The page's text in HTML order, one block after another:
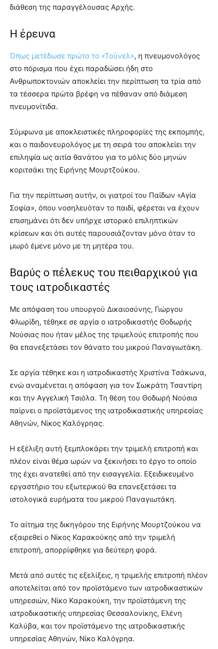
διάθεση της παραγγέλουσας Αρχής.
Η έρευνα
Όπως μετέδωσε πρώτο το «Τούνελ», η πνευμονολόγος
στο πόρισμα που έχει παραδώσει ήδη στο
Ανθρωποκτονιών αποκλείει την περίπτωση τα τρία από
τα τέσσερα πρώτα βρέφη να πέθαναν από διάμεση
πνευμονίτιδα.
Σύμφωνα με αποκλειστικές πληροφορίες της εκπομπής,
και ο παιδονευρολόγος με τη σειρά του αποκλείει την
επιληψία ως αιτία θανάτου για το μόλις δύο μηνών
κοριτσάκι της Ειρήνης Μουρτζούκου.
Για την περίπτωση αυτήν, οι γιατροί του Παίδων «Αγία
Σοφία», όπου νοσηλευόταν το παιδί, φέρεται να έχουν
επισημάνει ότι δεν υπήρχε ιστορικό επιληπτικών
κρίσεων και ότι αυτές παρουσιάζονταν μόνο όταν το
μωρό έμενε μόνο με τη μητέρα του.
Βαρύς ο πέλεκυς του πειθαρχικού για
τους ιατροδικαστές
Με απόφαση του υπουργού Δικαιοσύνης, Γιώργου
Φλωρίδη, τέθηκε σε αργία ο ιατροδικαστής Θοδωρής
Νούσιας που ήταν μέλος της τριμελούς επιτροπής που
θα επανεξετάσει τον θάνατο του μικρού Παναγιωτάκη.
Σε αργία τέθηκε και η ιατροδικαστής Χριστίνα Τσάκωνα,
ενώ αναμένεται η απόφαση για τον Σωκράτη Τσαντίρη
και την Αγγελική Τσιόλα. Τη θέση του Θοδωρή Νούσια
παίρνει ο προϊστάμενος της ιατροδικαστικής υπηρεσίας
Αθηνών, Νίκος Καλόγρηας.
Η εξέλιξη αυτή ξεμπλοκάρει την τριμελή επιτροπή και
πλέον είναι θέμα ωρών να ξεκινήσει το έργο το οποίο
της έχει ανατεθεί από την εισαγγελία. Εξειδικευμένο
εργαστήριο του εξωτερικού θα επανεξετάσει τα
ιστολογικά ευρήματα του μικρού Παναγιωτάκη.
Το αίτημα της δικηγόρου της Ειρήνης Μουρτζούκου να
εξαιρεθεί ο Νίκος Καρακούκης από την τριμελή
επιτροπή, απορρίφθηκε για δεύτερη φορά.
Μετά από αυτές τις εξελίξεις, η τριμελής επιτροπή πλέον
αποτελείται από τον προϊστάμενο των ιατροδικαστικών
υπηρεσιών, Νίκο Καρακούκη, την προϊστάμενη της
ιατροδικαστικής υπηρεσίας Θεσσαλονίκης, Ελένη
Καλύβα, και τον προϊστάμενο της ιατροδικαστικής
υπηρεσίας Αθηνών, Νίκο Καλόγρηα.